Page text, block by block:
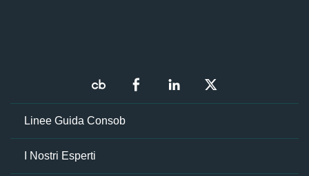
Linee Guida Consob
I Nostri Esperti